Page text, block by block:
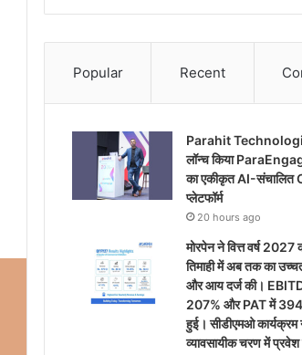
Popular Recent
Parahit
लॉन्च किया
का एकीकृत AI-संचालित
प्लेटफॉर्म
20 hours ago
मोरपेन ने वित्त वर्ष 2027
तिमाही में अब तक का
और आय दर्ज की।
207% और PAT में
हुई। सीडीएमओ कार्यक्रम
व्यावसायीक चरण में प्रवेश